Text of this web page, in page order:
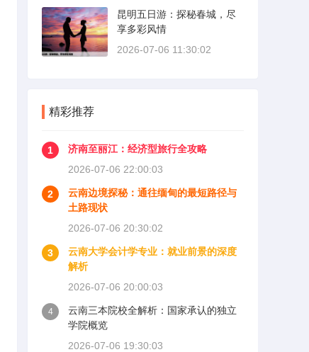
昆明五日游：探秘春城，尽
享多彩风情
2026-07-06 11:30:02
精彩推荐
1
济南至丽江：经济型旅行全攻略
2026-07-06 22:00:03
2
云南边境探秘：通往缅甸的最短路径与
土路现状
2026-07-06 20:30:02
3
云南大学会计学专业：就业前景的深度
解析
2026-07-06 20:00:03
4
云南三本院校全解析：国家承认的独立
学院概览
2026-07-06 19:30:03